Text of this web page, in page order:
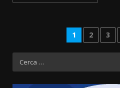
degli
articoli
1 2 3
Ricerca
per: